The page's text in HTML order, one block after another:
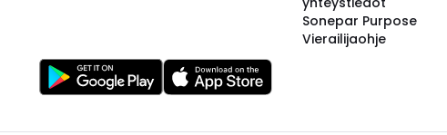
Sonepar Purpose
Vierailijaohje